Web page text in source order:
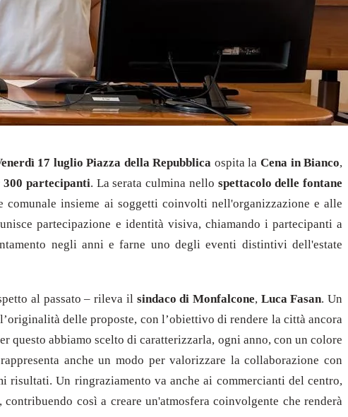
17 luglio Piazza della Repubblica ospita la Cena in Bianco,
300 partecipanti. La serata culmina nello spettacolo delle fontane
insieme ai soggetti coinvolti nell'organizzazione e alle
partecipazione e identità visiva, chiamando i partecipanti a
negli anni e farne uno degli eventi distintivi dell'estate
al passato – rileva il sindaco di Monfalcone, Luca Fasan. Un
delle proposte, con l’obiettivo di rendere la città ancora
questo abbiamo scelto di caratterizzarla, ogni anno, con un colore
anche un modo per valorizzare la collaborazione con
risultati. Un ringraziamento va anche ai commercianti del centro,
così a creare un'atmosfera coinvolgente che renderà